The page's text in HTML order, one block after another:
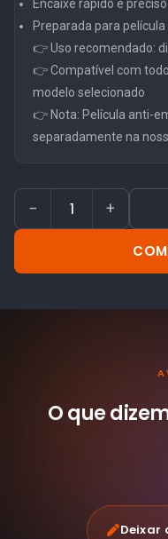
Encaixe rápido e preciso
Preparada para
👉 Uso recomendado:
👉 Compatível com
modelo selecionado
👉 Nota: Película anti-
separadamente na
− +
O que
Deixar